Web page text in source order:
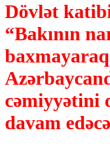
Dövlət
“Bakının
cəmiyyətini
davam